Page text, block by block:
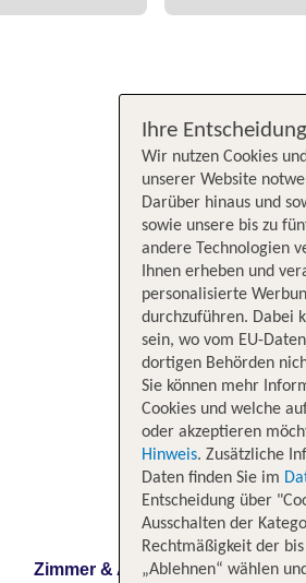
Zimmer & Angebote
Ihre
Wir nutzen Cookies
unserer Website
Darüber hinaus und
sowie unsere bis zu
andere Technologien
Ihnen erheben und
personalisierte
durchzuführen. Dabei
sein, wo vom EU-
dortigen Behörden
Sie können mehr
Cookies und welche
oder akzeptieren
Hinweis. Zusätzliche
Daten finden Sie im
Entscheidung über
Ausschalten der
Rechtmäßigkeit der
„Ablehnen“ wählen